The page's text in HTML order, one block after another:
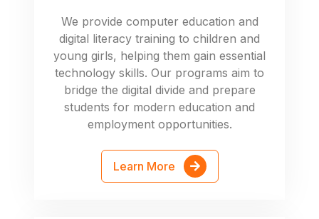
We provide computer education and
digital literacy training to children and
young girls, helping them gain essential
technology skills. Our programs aim to
bridge the digital divide and prepare
students for modern education and
employment opportunities.
Learn More